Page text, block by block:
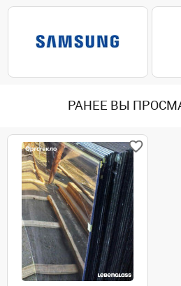
РАНЕЕ ВЫ